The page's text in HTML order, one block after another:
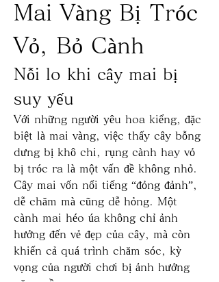
Mai Vàng Bị Tróc
Vỏ, Bỏ Cành
Nỗi lo khi cây mai bị
suy yếu
Với những người yêu hoa kiểng, đặc
biệt là mai vàng, việc thấy cây bỗng
dưng bị khô chi, rụng cành hay vỏ
bị tróc ra là một vấn đề không nhỏ.
Cây mai vốn nổi tiếng “đỏng đảnh”,
dễ chăm mà cũng dễ hỏng. Một
cành mai héo úa không chỉ ảnh
hưởng đến vẻ đẹp của cây, mà còn
khiến cả quá trình chăm sóc, kỳ
vọng của người chơi bị ảnh hưởng